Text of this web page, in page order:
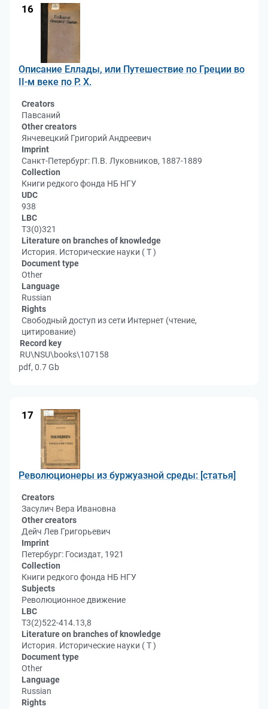
16
Описание Еллады, или Путешествие по Греции во
II-м веке по Р. Х.
Creators
Павсаний
Other creators
Янчевецкий Григорий Андреевич
Imprint
Санкт-Петербург: П.В. Луковников, 1887-1889
Collection
Книги редкого фонда НБ НГУ
UDC
938
LBC
Т3(0)321
Literature on branches of knowledge
История. Исторические науки ( Т )
Document type
Other
Language
Russian
Rights
Свободный доступ из сети Интернет (чтение,
цитирование)
Record key
RU\NSU\books\107158
pdf, 0.7 Gb
17
Революционеры из буржуазной среды: [статья]
Creators
Засулич Вера Ивановна
Other creators
Дейч Лев Григорьевич
Imprint
Петербург: Госиздат, 1921
Collection
Книги редкого фонда НБ НГУ
Subjects
Революционное движение
LBC
Т3(2)522-414.13,8
Literature on branches of knowledge
История. Исторические науки ( Т )
Document type
Other
Language
Russian
Rights